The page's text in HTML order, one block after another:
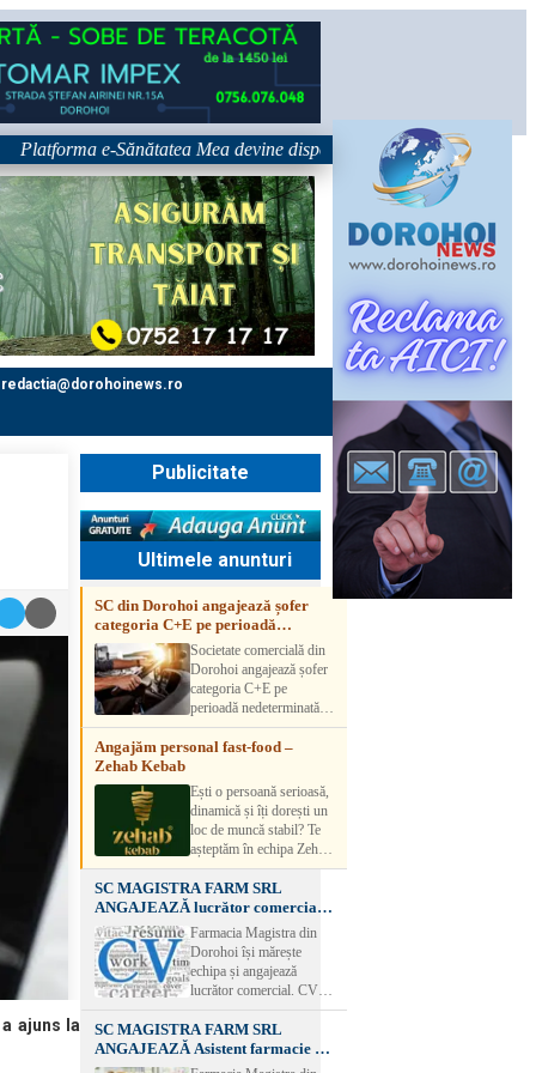
e-Sănătatea Mea devine disponibilă pe 1 septembrie:
redactia@dorohoinews.ro
ajuns la
Publicitate
Ultimele anunturi
SC din Dorohoi angajează șofer
categoria C+E pe perioadă
nedeterminatăSocietate comercială din
Dorohoi angajează șofer
categoria C+E pe
perioadă nedeterminată.
Candidatul trebuie să
aibă experiență și atestat
detalii, vă rog să sunați la
numărul de telefon.
Angajăm personal fast-food –
Zehab Kebab
Ești o persoană serioasă,
dinamică și îți dorești un
loc de muncă stabil? Te
așteptăm în echipa Zehab
Kebab! Posturi
disponibile: -
SHAORMAR AJUTOR
BUCATAR 2/posturi -
LUCRATOR
COMERCIAL
VANZATOR /2 posturi
muncă Program flexibil
Salariu motivant, în
funcție de experienț
SC MAGISTRA FARM SRL
ANGAJEAZĂ lucrător comercial –
DOROHOI
Farmacia Magistra din
Dorohoi își mărește
echipa și angajează
lucrător comercial. CV-
urile se pot depune: * la
sediul Farmaciei
Magistra – Bulevardul
Victoriei nr. 23, Dorohoi
SC MAGISTRA FARM SRL
ANGAJEAZĂ Asistent farmacie –
DOROHOI